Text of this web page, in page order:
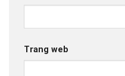
Trang web